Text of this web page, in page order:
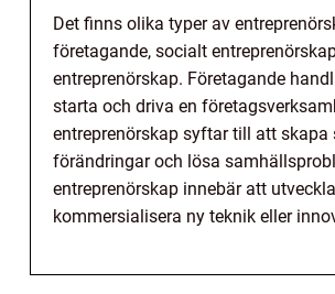
Det finns olika typer av
företagande, socialt
entreprenörskap. Företagande
starta och driva en
entreprenörskap syftar till att skapa
förändringar och lösa
entreprenörskap innebär att
kommersialisera ny teknik eller